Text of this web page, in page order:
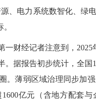
、电力系统数智化、绿
经记者注意到，2025
。据报告初步统计，全国
。薄弱区域治理同步加
亿元（含地方配套